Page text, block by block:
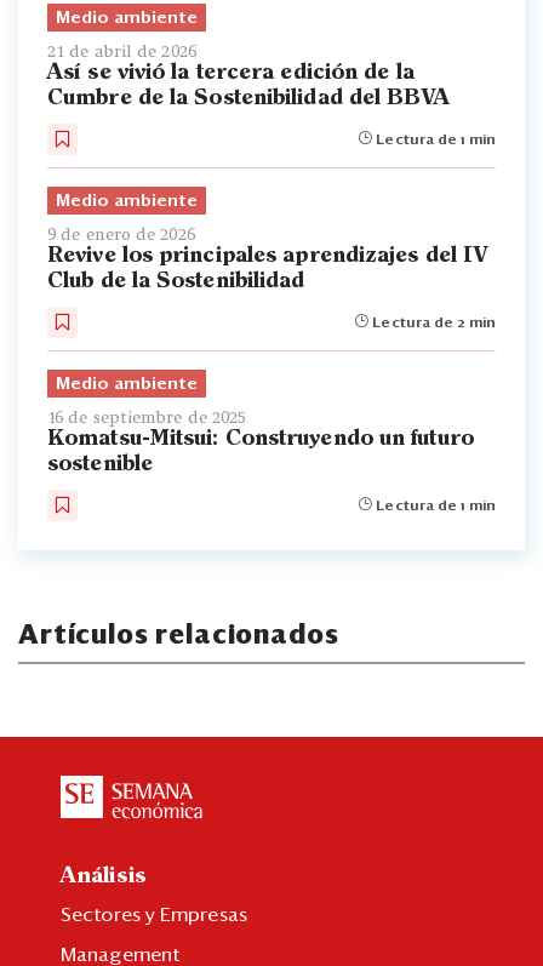
Medio ambiente
21 de abril de 2026
Así se vivió la tercera edición de la
Cumbre de la Sostenibilidad del BBVA
Lectura de 1 min
Medio ambiente
9 de enero de 2026
Revive los principales aprendizajes del IV
Club de la Sostenibilidad
Lectura de 2 min
Medio ambiente
16 de septiembre de 2025
Komatsu-Mitsui: Construyendo un futuro
sostenible
Lectura de 1 min
Artículos relacionados
Análisis
Sectores y Empresas
Management